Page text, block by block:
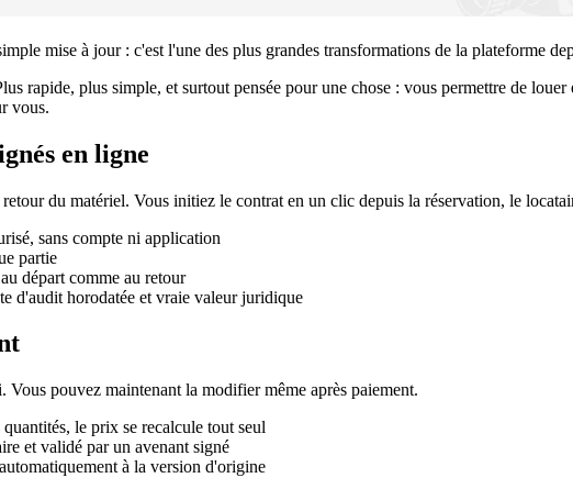
mise à jour : c'est l'une des plus grandes transformations de la plateforme
rapide, plus simple, et surtout pensée pour une chose : vous permettre de
vous.
en ligne
du matériel. Vous initiez le contrat en un clic depuis la réservation, le
sans compte ni application
partie
départ comme au retour
d'audit horodatée et vraie valeur juridique
Vous pouvez maintenant la modifier même après paiement.
le prix se recalcule tout seul
et validé par un avenant signé
à la version d'origine